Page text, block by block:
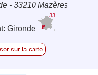
- 33210 Mazères
Gironde
33
sur la carte